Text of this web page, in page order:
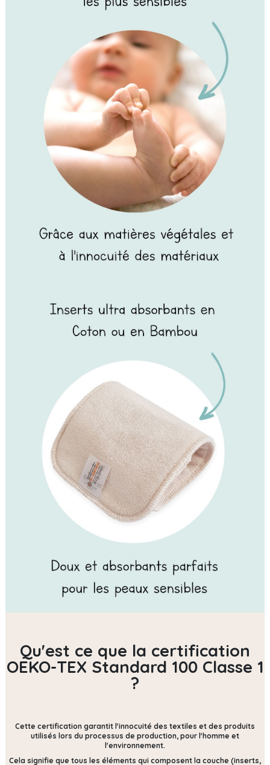
Qu'est ce que la certification
OEKO-TEX Standard 100 Classe 1
?
Cette certification garantit l'innocuité des textiles et des produits
utilisés lors du processus de production, pour l'homme et
l'environnement.
Cela signifie que tous les éléments qui composent la couche (inserts,